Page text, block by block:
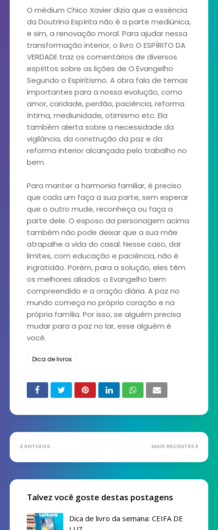
O médium Chico Xavier dizia que a essência
da Doutrina Espírita não é a parte mediúnica,
e sim, a renovação moral. Para ajudar nessa
transformação interior, o livro O ESPÍRITO DA
VERDADE traz os comentários de diversos
espíritos sobre as lições de O Evangelho
Segundo o Espiritismo. A obra fala de temas
importantes para a nossa evolução, como
amor, caridade, perdão, paciência, reforma
íntima, mediunidade, otimismo etc. Ela
também alerta sobre a necessidade da
vigilância, da construção da paz e da
reforma interior alcançada pelo trabalho no
bem.
Para manter a harmonia familiar, é preciso
que cada um faça a sua parte, sem esperar
que o outro mude, reconheça ou faça a
parte dele. O esposo da personagem acima
também não pode deixar que a sua mãe
atrapalhe a vida do casal. Nesse caso, dar
limites, com educação e paciência, não é
ingratidão. Porém, para a solução, eles têm
os melhores aliados: o Evangelho bem
compreendido e a oração diária. A paz no
mundo começa no próprio coração e na
própria família. Por isso, se alguém precisa
mudar para a paz no lar, esse alguém é
você.
Dica de livros
MAIS RECENTES
ANTIGOS
Talvez você goste destas postagens
Dica de livro da semana: CEIFA DE